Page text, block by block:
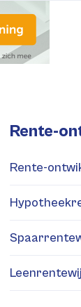
Rente-
Rente-